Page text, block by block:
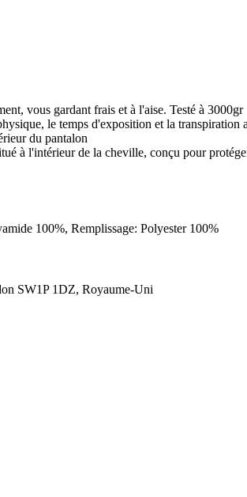
vous gardant frais et à l'aise. Testé à 3000gr
le temps d'exposition et la transpiration
du pantalon
à l'intérieur de la cheville, conçu pour
100%, Remplissage: Polyester 100%
SW1P 1DZ, Royaume-Uni